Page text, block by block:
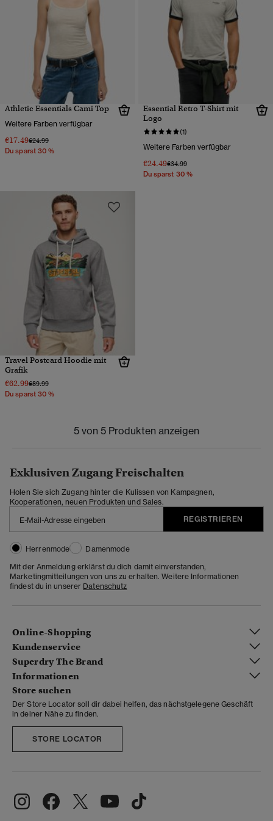
Athletic Essentials Cami Top
Weitere Farben verfügbar
€17.49Preis wurde reduziert von
€24.99bis
Du sparst 30 %
Essential Retro T-Shirt mit
Logo
(1)
Weitere Farben verfügbar
€24.49Preis wurde reduziert von
€34.99bis
Du sparst 30 %
Travel Postcard Hoodie mit
Grafik
€62.99Preis wurde reduziert von
€89.99bis
Du sparst 30 %
5 von 5 Produkten anzeigen
Exklusiven Zugang Freischalten
Holen Sie sich Zugang hinter die Kulissen von Kampagnen,
Kooperationen, neuen Produkten und Sales.
REGISTRIEREN
Herrenmode
Damenmode
Mit der Anmeldung erklärst du dich damit einverstanden,
Marketingmitteilungen von uns zu erhalten. Weitere Informationen
findest du in unserer Datenschutz
Online-Shopping
Kundenservice
Superdry The Brand
Informationen
Store suchen
Der Store Locator soll dir dabei helfen, das nächstgelegene Geschäft
in deiner Nähe zu finden.
STORE LOCATOR